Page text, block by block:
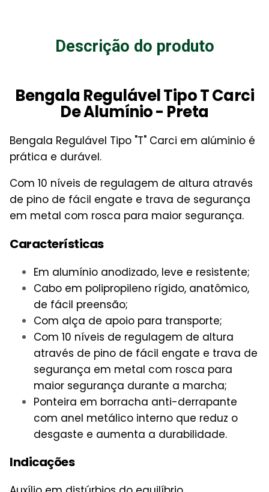
Descrição do produto
Bengala Regulável Tipo T Carci
De Alumínio - Preta
Bengala Regulável Tipo "T" Carci em alúminio é
prática e durável.
Com 10 níveis de regulagem de altura através
de pino de fácil engate e trava de segurança
em metal com rosca para maior segurança.
Características
Em alumínio anodizado, leve e resistente;
Cabo em polipropileno rígido, anatômico,
de fácil preensão;
Com alça de apoio para transporte;
Com 10 níveis de regulagem de altura
através de pino de fácil engate e trava de
segurança em metal com rosca para
maior segurança durante a marcha;
Ponteira em borracha anti-derrapante
com anel metálico interno que reduz o
desgaste e aumenta a durabilidade.
Indicações